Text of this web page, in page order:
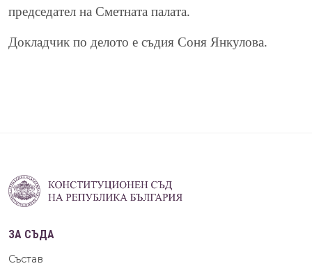
председател на Сметната палата.
Докладчик по делото е съдия Соня Янкулова.
ЗА СЪДА
Състав